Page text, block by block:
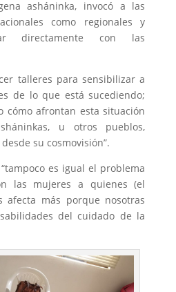
asháninka, invocó a las
como regionales y
directamente con las
talleres para sensibilizar a
de lo que está sucediendo;
cómo afrontan esta situación
u otros pueblos,
su cosmovisión”.
es igual el problema
las mujeres a quienes (el
afecta más porque nosotras
del cuidado de la